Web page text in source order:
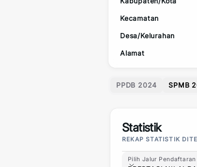
Kecamatan
Desa/Kelurahan
Alamat
PPDB 2024 SPMB
Statistik
REKAP STATISTIK
Pilih Jalur
Pilih Jalur Pendaftaran